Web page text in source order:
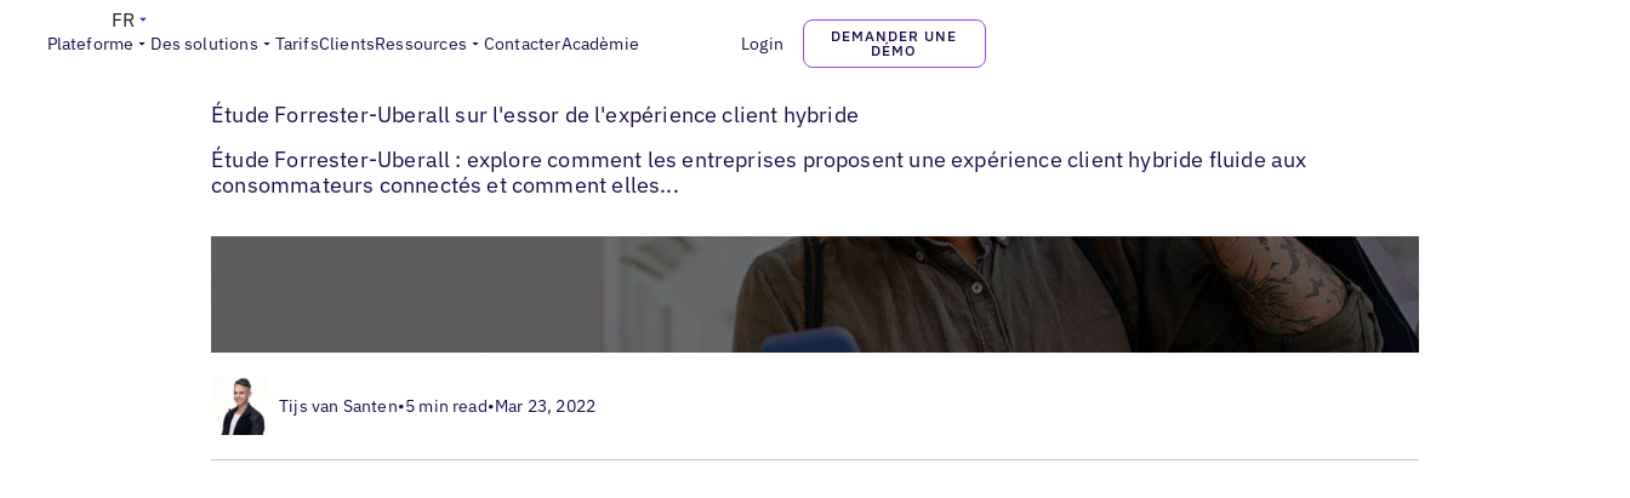
Plateforme Des solutions TarifsClientsRessources ContacterAcadèmie Login
DEMANDER UNE
DÉMO
FR
Blogs> Expérience client locale> Étude Forrester-Uberall sur l'essor de l'expérience client hybride
Étude Forrester-Uberall sur l'essor de l'expérience client hybride
Étude Forrester-Uberall : explore comment les entreprises proposent une expérience client hybride fluide aux
consommateurs connectés et comment elles...
Tijs van Santen•5 min read•Mar 23, 2022